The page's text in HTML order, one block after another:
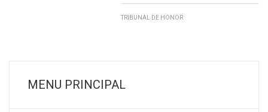
TRIBUNAL DE HONOR
MENU PRINCIPAL